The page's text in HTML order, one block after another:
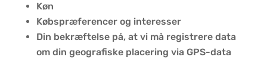
Køn
Købspræferencer og interesser
Din bekræftelse på, at vi må registrere data
om din geografiske placering via GPS-data